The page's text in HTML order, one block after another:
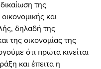
της
και
δηλαδή της
της οικονομίας της
ότι πρώτα κινείται
και έπειτα η